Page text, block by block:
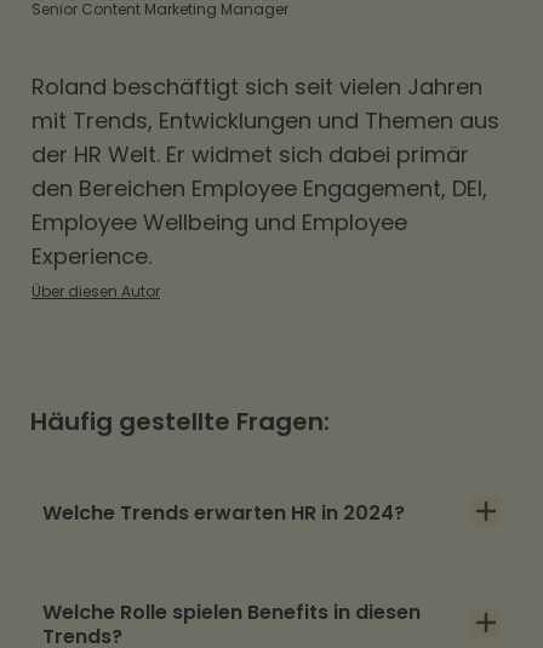
Senior Content Marketing Manager
Roland beschäftigt sich seit vielen Jahren
mit Trends, Entwicklungen und Themen aus
der HR Welt. Er widmet sich dabei primär
den Bereichen Employee Engagement, DEI,
Employee Wellbeing und Employee
Experience.
Über diesen Autor
Häufig gestellte Fragen:
Welche Trends erwarten HR in 2024?
Digitalisierung & AI, Talentmanagement und
Welche Rolle spielen Benefits in diesen
Trends?